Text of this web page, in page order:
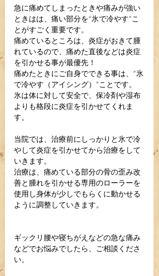
急に痛めてしまったときや痛みが強い
ときはは、痛い部分を“氷で冷やす”こ
とがすごく重要です。
痛めているところは、炎症がおきて腫
れているので、痛めた直後などは炎症
を引かせる事が最優先！
痛めたときにご自身でできる事は、“氷
で冷やす（アイシング）”ことです。
氷は体に対して安全で、保冷剤や湿布
よりも格段に炎症を引かせてくれま
す。
当院では、治療前にしっかりと氷で冷
やして炎症を引かせてから治療をして
いきます。
治療は、痛めている部分の骨の歪み改
善と腫れを引かせる専用のローラーを
使用し身体が少しでもらくに動かせる
ように調整していきます。
ギックリ腰や寝ちがえなどの急な痛み
などでお悩みでしたら、ご相談くださ
い。